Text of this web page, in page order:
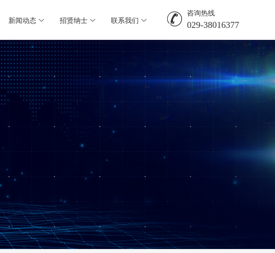
新闻动态  招贤纳士  联系我们   咨询热线
029-38016377